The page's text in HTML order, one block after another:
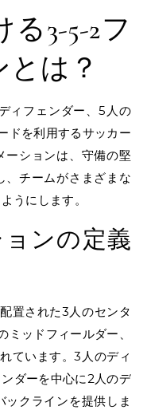
3-5-2フ
は？
ィフェンダー、5人の
ドを利用するサッカー
ーションは、守備の堅
、チームがさまざまな
うにします。
ョンの定義
置された3人のセンタ
ッドフィールダー、
ています。3人のディ
ダーを中心に2人のデ
ックラインを提供しま